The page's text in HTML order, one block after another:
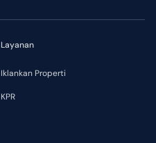
Layanan
Iklankan Properti
KPR